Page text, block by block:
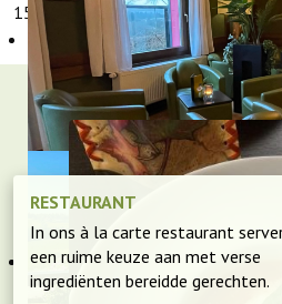
15.00 tot 22.00 uur.
RESTAURANT
In ons à la carte restaurant
een ruime keuze aan met verse
ingrediënten bereidde gerechten.